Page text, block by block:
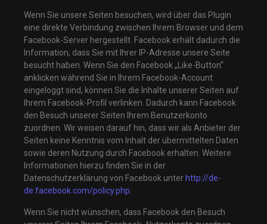
Wenn Sie unsere Seiten besuchen, wird über das Plugin
eine direkte Verbindung zwischen Ihrem Browser und dem
Facebook-Server hergestellt. Facebook erhält dadurch die
Information, dass Sie mit Ihrer IP-Adresse unsere Seite
besucht haben. Wenn Sie den Facebook „Like-Button“
anklicken während Sie in Ihrem Facebook-Account
eingeloggt sind, können Sie die Inhalte unserer Seiten auf
Ihrem Facebook-Profil verlinken. Dadurch kann Facebook
den Besuch unserer Seiten Ihrem Benutzerkonto
zuordnen. Wir weisen darauf hin, dass wir als Anbieter der
Seiten keine Kenntnis vom Inhalt der übermittelten Daten
sowie deren Nutzung durch Facebook erhalten. Weitere
Informationen hierzu finden Sie in der
Datenschutzerklärung von Facebook unter http://de-
de.facebook.com/policy.php.
Wenn Sie nicht wünschen, dass Facebook den Besuch